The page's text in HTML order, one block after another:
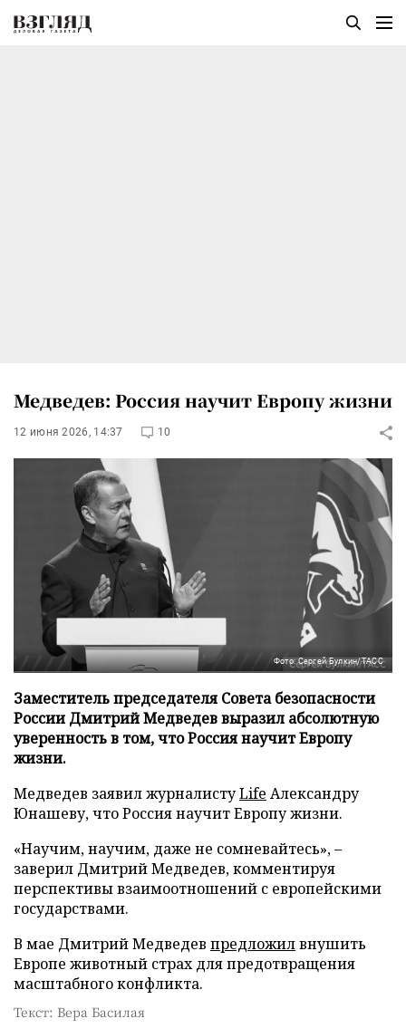
Медведев: Россия научит Европу жизни
12 июня 2026, 14:37 10
Фото: Сергей Булкин/ТАСС
Заместитель председателя Совета безопасности
России Дмитрий Медведев выразил абсолютную
уверенность в том, что Россия научит Европу
жизни.
Медведев заявил журналистуLife Александру
Юнашеву, что Россия научит Европу жизни.
«Научим, научим, даже не сомневайтесь», –
заверил Дмитрий Медведев, комментируя
перспективы взаимоотношений с европейскими
государствами.
В мае Дмитрий Медведев предложилвнушить
Европе животный страх для предотвращения
масштабного конфликта.
Текст: Вера Басилая